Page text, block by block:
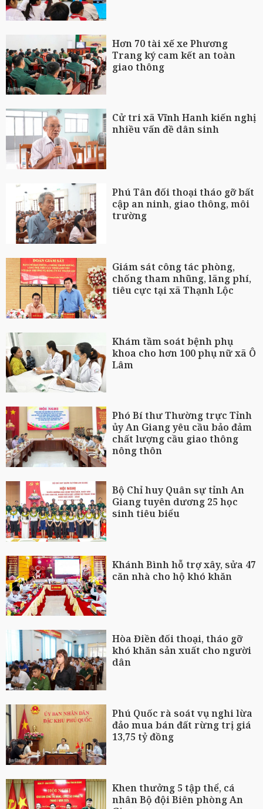
Hơn 70 tài xế xe Phương
Trang ký cam kết an toàn
giao thông
Cử tri xã Vĩnh Hanh kiến nghị
nhiều vấn đề dân sinh
Phú Tân đối thoại tháo gỡ bất
cập an ninh, giao thông, môi
trường
Giám sát công tác phòng,
chống tham nhũng, lãng phí,
tiêu cực tại xã Thạnh Lộc
Khám tầm soát bệnh phụ
khoa cho hơn 100 phụ nữ xã Ô
Lâm
Phó Bí thư Thường trực Tỉnh
ủy An Giang yêu cầu bảo đảm
chất lượng cầu giao thông
nông thôn
Bộ Chỉ huy Quân sự tỉnh An
Giang tuyên dương 25 học
sinh tiêu biểu
Khánh Bình hỗ trợ xây, sửa 47
căn nhà cho hộ khó khăn
Hòa Điền đối thoại, tháo gỡ
khó khăn sản xuất cho người
dân
Phú Quốc rà soát vụ nghi lừa
đảo mua bán đất rừng trị giá
13,75 tỷ đồng
Khen thưởng 5 tập thể, cá
nhân Bộ đội Biên phòng An